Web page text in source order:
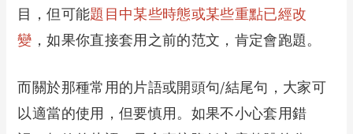
目，但可能題目中某些時態或某些重點已經改
變 ，如果你直接套用之前的范文，肯定會跑題。
而關於那種常用的片語或開頭句/結尾句，大家可
以適當的使用，但要慎用。如果不小心套用錯